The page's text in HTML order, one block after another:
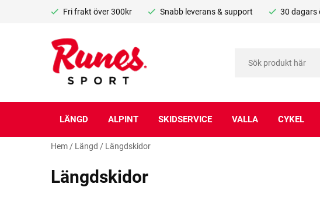
Fri frakt över 300kr Snabb leverans & support 30 dagars
LÄNGD ALPINT SKIDSERVICE VALLA CYKEL
Hem / Längd / Längdskidor
Längdskidor